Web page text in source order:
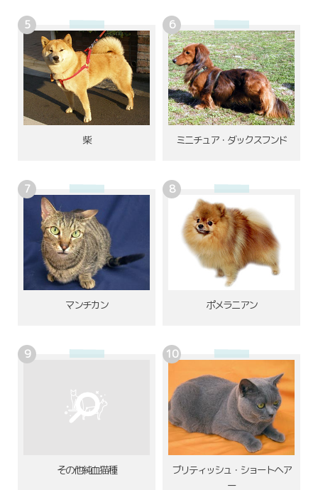
柴 ミニチュア・ダックスフンド
マンチカン ポメラニアン
その他純血猫種
ブリティッシュ・ショートヘア
ー